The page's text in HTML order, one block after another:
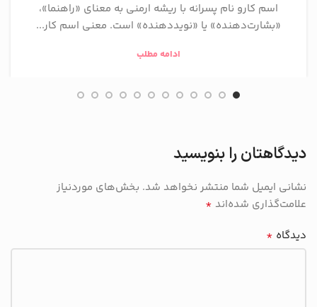
اسم کارو نام پسرانه با ریشه ارمنی به معنای «راهنما»،
«بشارت‌دهنده» یا «نویددهنده» است. معنی اسم کار...
ادامه مطلب
دیدگاهتان را بنویسید
نشانی ایمیل شما منتشر نخواهد شد. بخش‌های موردنیاز
علامت‌گذاری شده‌اند *
دیدگاه *